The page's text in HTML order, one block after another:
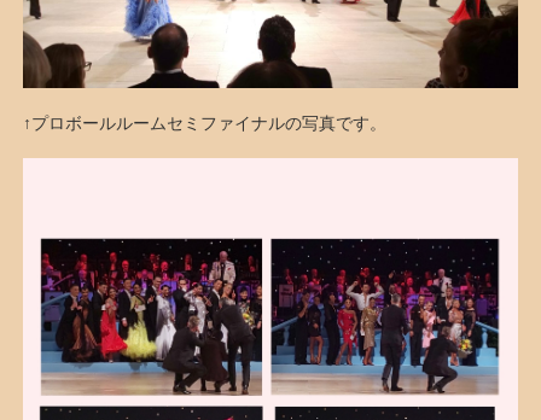
↑プロボールルームセミファイナルの写真です。